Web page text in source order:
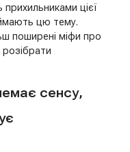
цієї
цю тему.
поширені міфи про
сенсу,